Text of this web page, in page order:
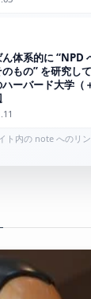
体系的に “NPD
もの” を研究し
ーバード大学（
ト内の note へのリ